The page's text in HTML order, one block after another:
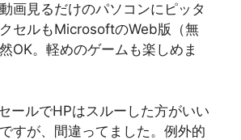
画見るだけのパソコンにピッタ
セルもMicrosoftのWeb版（無
OK。軽めのゲームも楽しめま
ールでHPはスルーした方がいい
すが、間違ってました。例外的